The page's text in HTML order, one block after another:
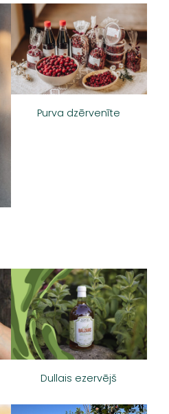
Purva dzērvenīte
Dullais ezervējš